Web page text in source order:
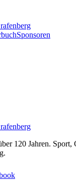
Sponsoren
120 Jahren. Sport,